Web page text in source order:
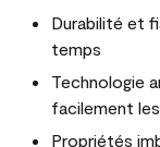
Durabilité et
temps
Technologie
facilement
Propriétés